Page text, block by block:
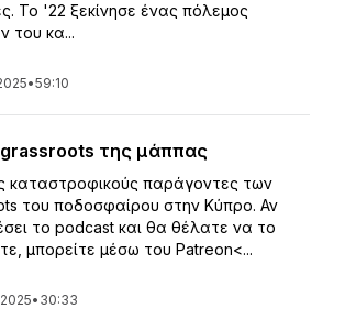
Το '22 ξεκίνησε ένας πόλεμος
του κα...
•59:10
grassroots της μάππας
καταστροφικούς παράγοντες των
του ποδοσφαίρου στην Κύπρο. Αν
το podcast και θα θέλατε να το
μπορείτε μέσω του Patreon<...
• 30:33